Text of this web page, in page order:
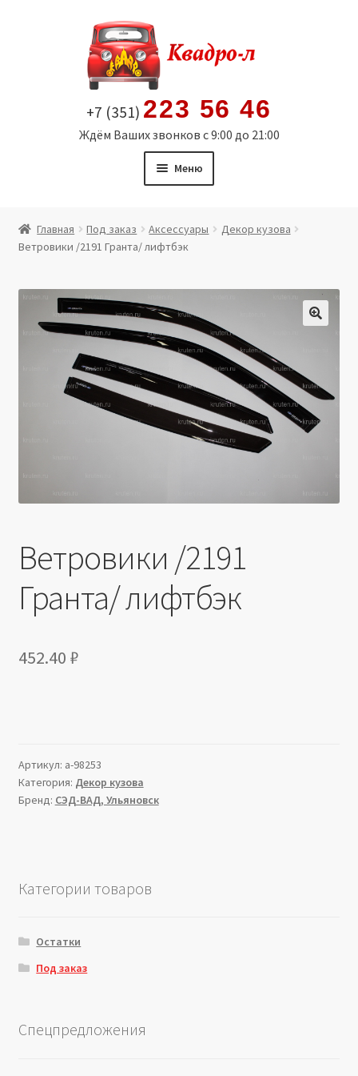
содержимому
+7 (351) 223 56 46
Ждём Ваших звонков с 9:00 до 21:00
Меню
Витрина
Мой аккаунт
Политика в отношении обработки персональных
Производители
Главная Под заказ Аксессуары
Декор кузова
Ветровики /2191 Гранта/ лифтбэк
Ветровики /2191
Гранта/ лифтбэк
452.40 ₽
Артикул: a-98253
Категория: Декор кузова
Бренд: СЭД-ВАД, Ульяновск
Категории товаров
Остатки
Под заказ
Спецпредложения